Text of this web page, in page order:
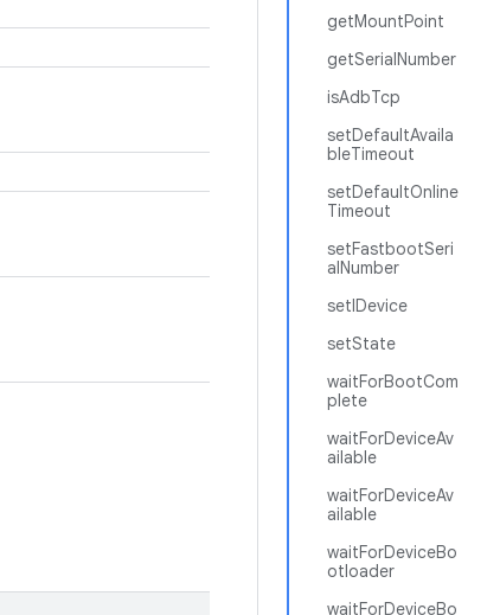
getMountPoint
getSerialNumber
isAdbTcp
setDefaultAvaila
bleTimeout
setDefaultOnline
Timeout
setFastbootSeri
alNumber
setIDevice
setState
waitForBootCom
plete
waitForDeviceAv
ailable
waitForDeviceAv
ailable
waitForDeviceBo
otloader
waitForDeviceBo